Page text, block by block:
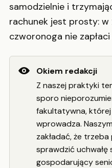
samodzielnie i
rachunek jest prosty: w
czworonoga nie
Okiem redakcji
Z naszej praktyki
sporo
fakultatywna,
wprowadza.
zakładać, że
sprawdzić uchwałę
gospodarujący